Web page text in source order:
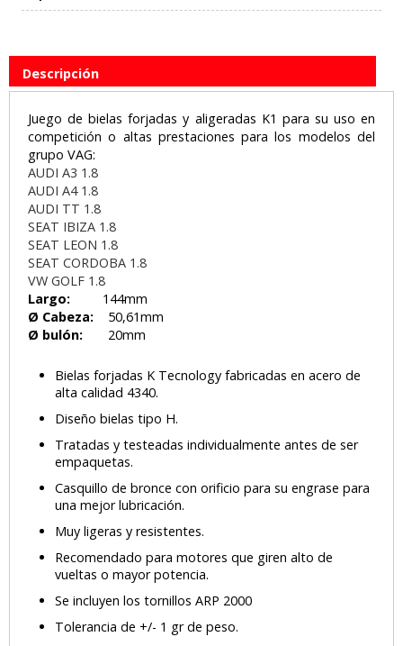
Descripción
Juego de bielas forjadas y aligeradas K1 para su uso en
competición o altas prestaciones para los modelos del
grupo VAG:
AUDI A3 1.8
AUDI A4 1.8
AUDI TT 1.8
SEAT IBIZA 1.8
SEAT LEON 1.8
SEAT CORDOBA 1.8
VW GOLF 1.8
Largo: 144mm
Ø Cabeza: 50,61mm
Ø bulón:
20mm
Bielas forjadas K Tecnology fabricadas en acero de
alta calidad 4340.
Diseño bielas tipo H.
Tratadas y testeadas individualmente antes de ser
empaquetas.
Casquillo de bronce con orificio para su engrase para
una mejor lubricación.
Muy ligeras y resistentes.
Recomendado para motores que giren alto de
vueltas o mayor potencia.
Se incluyen los tornillos ARP 2000
Tolerancia de +/- 1 gr de peso.